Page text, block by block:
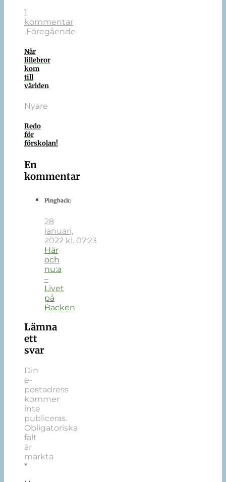
1
kommentar
Föregående
När
lillebror
kom
till
världen
Nyare
Redo
för
förskolan!
En
kommentar
Pingback:
28
januari,
2022 kl. 07:23
Här
och
nu:a
–
Livet
på
Backen
Lämna
ett
svar
Din
e-
postadress
kommer
inte
publiceras.
Obligatoriska
fält
är
märkta
*